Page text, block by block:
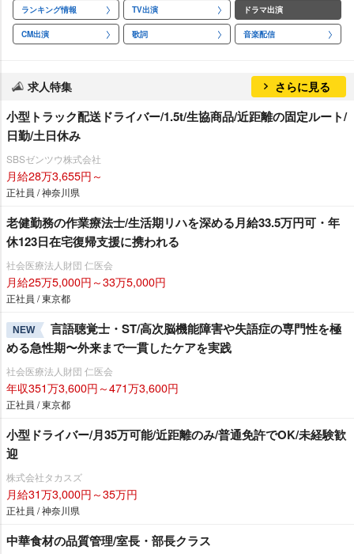
ランキング情報 TV出演 ドラマ出演
CM出演 歌詞 音楽配信
求人特集 さらに見る
小型トラック配送ドライバー/1.5t/生協商品/近距離の固定ルート/
日勤/土日休み
SBSゼンツウ株式会社
月給28万3,655円～
正社員 / 神奈川県
老健勤務の作業療法士/生活期リハを深める月給33.5万円可・年
休123日在宅復帰支援に携われる
社会医療法人財団 仁医会
月給25万5,000円～33万5,000円
正社員 / 東京都
NEW
言語聴覚士・ST/高次脳機能障害や失語症の専門性を極
める急性期〜外来まで一貫したケアを実践
社会医療法人財団 仁医会
年収351万3,600円～471万3,600円
正社員 / 東京都
小型ドライバー/月35万可能/近距離のみ/普通免許でOK/未経験歓
迎
株式会社タカスズ
月給31万3,000円～35万円
正社員 / 神奈川県
中華食材の品質管理/室長・部長クラス